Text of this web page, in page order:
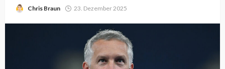
Chris Braun 23. Dezember 2025